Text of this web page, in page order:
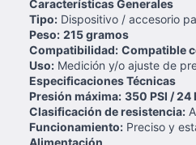
Características Generales
Tipo: Dispositivo / accesorio
Peso: 215 gramos
Compatibilidad: Compatible
Uso: Medición y/o ajuste de
Especificaciones Técnicas
Presión máxima: 350 PSI / 24
Clasificación de resistencia:
Funcionamiento: Preciso y
Alimentación